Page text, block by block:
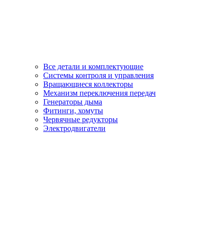
Все детали и комплектующие
Системы контроля и управления
Вращающиеся коллекторы
Механизм переключения передач
Генераторы дыма
Фитинги, хомуты
Червячные редукторы
Электродвигатели